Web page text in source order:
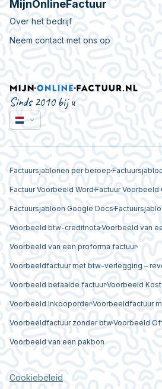
MijnOnlineFactuur
Over het bedrijf
Neem contact met ons op
Sinds 2010 bij u
Factuursjablonen per beroep
Factuur Voorbeeld Word Factuur Voorbeeld
Factuursjabloon Google Docs
Voorbeeld btw-creditnota Voorbeeld van
Voorbeeld van een proforma factuur
Voorbeeldfactuur met btw-verlegging –
Voorbeeld betaalde factuurVoorbeeld
Voorbeeld InkooporderVoorbeeldfactuur
Voorbeeldfactuur zonder btwVoorbeeld
Voorbeeld van een pakbon
Cookiebeleid